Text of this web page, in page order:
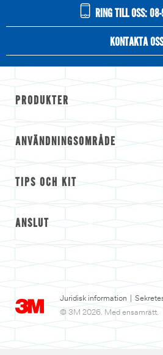
RING TILL OSS:
KONTAKTA OSS
PRODUKTER
ANVÄNDNINGSOMRÅDE
TIPS OCH KIT
ANSLUT
Juridisk information
© 3M 2026. Med ensamrätt.